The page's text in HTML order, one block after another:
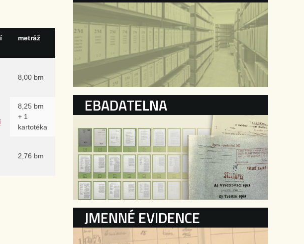
metráž
8,00 bm
8,25 bm
+ 1
kartotéka
2,76 bm
EBADATELNA
JMENNÉ EVIDENCE